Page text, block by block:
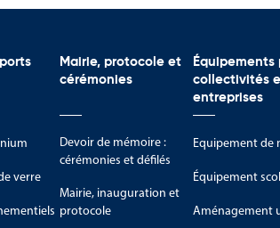
également à l’identité du territoire :
verre
Mairie, protocole et
cérémonies
Devoir de mémoire :
cérémonies et défilés
Mairie, inauguration et
protocole
Équipements
collectivités
entreprises
Equipement de
Équipement
Aménagement